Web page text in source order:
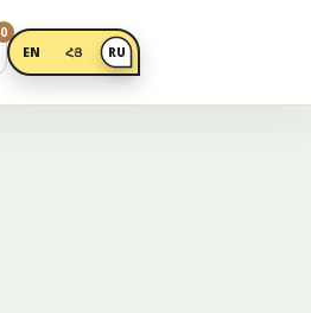
0
EN
ՀՅ RU